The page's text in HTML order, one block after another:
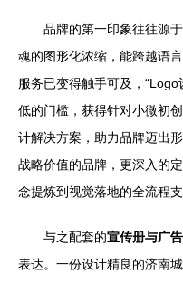
品牌的第一印象往往源
魂的图形化浓缩，能跨越语
服务已变得触手可及，
低的门槛，获得针对小微初
计解决方案，助力品牌迈出
战略价值的品牌，更深入的
念提炼到视觉落地的全流程支
与之配套的宣传册与广
表达。一份设计精良的济南